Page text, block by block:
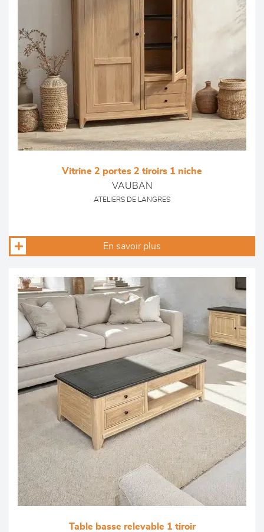
Vitrine 2 portes 2 tiroirs 1 niche
VAUBAN
ATELIERS DE LANGRES
En savoir plus
Table basse relevable 1 tiroir